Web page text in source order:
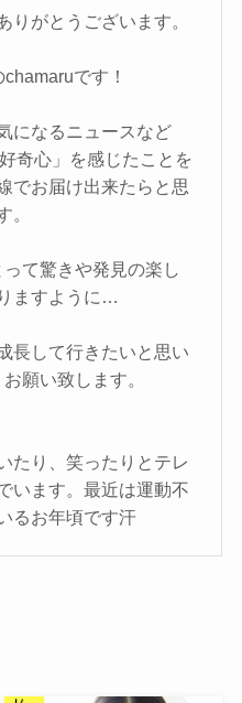
りがとうございます。
です！
になるニュースなど
奇心」を感じたことを
でお届け出来たらと思
。
て驚きや発見の楽し
ますように…
長して行きたいと思い
願い致します。
たり、笑ったりとテレ
います。最近は運動不
るお年頃です汗